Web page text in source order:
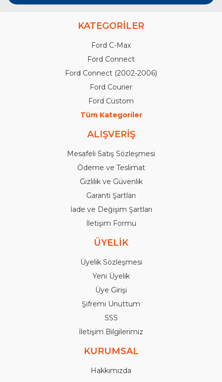
KATEGORİLER
Ford C-Max
Ford Connect
Ford Connect (2002-2006)
Ford Courier
Ford Custom
Tüm Kategoriler
ALIŞVERİŞ
Mesafeli Satış Sözleşmesi
Ödeme ve Teslimat
Gizlilik ve Güvenlik
Garanti Şartları
İade ve Değişim Şartları
İletişim Formu
ÜYELİK
Üyelik Sözleşmesi
Yeni Üyelik
Üye Girişi
Şifremi Unuttum
SSS
İletişim Bilgilerimiz
KURUMSAL
Hakkımızda